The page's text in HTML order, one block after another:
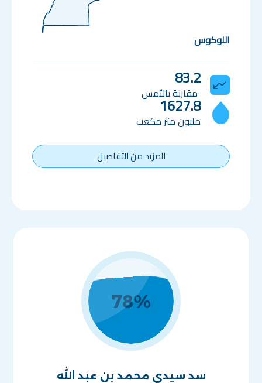
اللوكوس
83.2
مقارنة بالأمس
1627.8
مليون متر مكعب
المزيد من التفاصيل
78%
سد سيدي محمد بن عبد الله